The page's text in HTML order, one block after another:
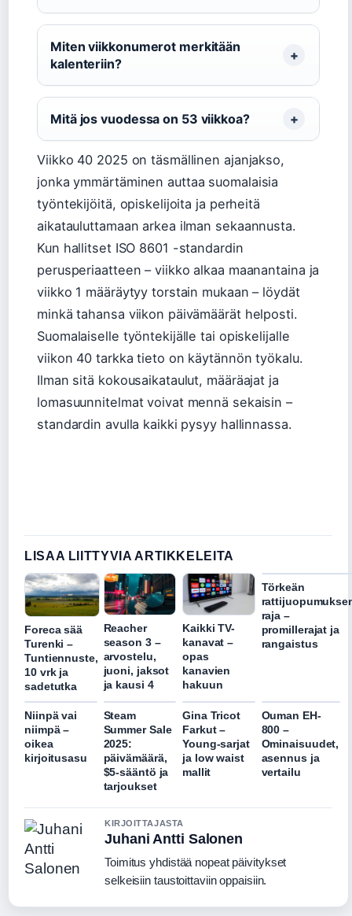
Miten viikkonumerot merkitään
kalenteriin?
Mitä jos vuodessa on 53 viikkoa?
Viikko 40 2025 on täsmällinen ajanjakso,
jonka ymmärtäminen auttaa suomalaisia
työntekijöitä, opiskelijoita ja perheitä
aikatauluttamaan arkea ilman sekaannusta.
Kun hallitset ISO 8601 -standardin
perusperiaatteen – viikko alkaa maanantaina ja
viikko 1 määräytyy torstain mukaan – löydät
minkä tahansa viikon päivämäärät helposti.
Suomalaiselle työntekijälle tai opiskelijalle
viikon 40 tarkka tieto on käytännön työkalu.
Ilman sitä kokousaikataulut, määräajat ja
lomasuunnitelmat voivat mennä sekaisin –
standardin avulla kaikki pysyy hallinnassa.
LISAA LIITTYVIA ARTIKKELEITA
Foreca sää
Turenki –
Tuntiennuste,
10 vrk ja
sadetutka
Reacher
season 3 –
arvostelu,
juoni, jaksot
ja kausi 4
Kaikki TV-
kanavat –
opas
kanavien
hakuun
Törkeän
raja –
promillerajat ja
rangaistus
Niinpä vai
niimpä –
oikea
kirjoitusasu
Steam
Summer Sale
2025:
päivämäärä,
$5-sääntö ja
tarjoukset
Gina Tricot
Farkut –
Young-sarjat
ja low waist
mallit
Ouman EH-
800 –
Ominaisuudet,
asennus ja
vertailu
KIRJOITTAJASTA
Juhani Antti Salonen
Toimitus yhdistää nopeat päivitykset
selkeisiin taustoittaviin oppaisiin.